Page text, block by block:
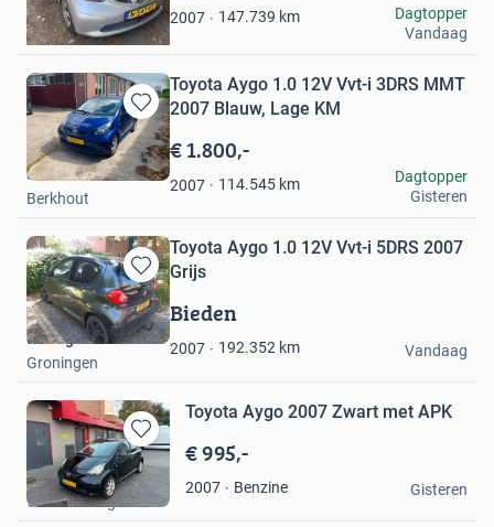
2007 147.739 km
Fenne
Wageningen
Dagtopper
Vandaag
Bewaren
in
Mijn
Favorieten
Toyota Aygo 1.0 12V Vvt-i 3DRS MMT
2007 Blauw, Lage KM
€ 1.800,-
2007 114.545 km
SiebeB
Berkhout
Dagtopper
Gisteren
Bewaren
in
Mijn
Favorieten
Toyota Aygo 1.0 12V Vvt-i 5DRS 2007
Grijs
Bieden
2007 192.352 km
de Jager
Groningen
Vandaag
Bewaren
in
Mijn
Favorieten
Toyota Aygo 2007 Zwart met APK
€ 995,-
2007 Benzine
Aydin
's-Gravenhage
Gisteren